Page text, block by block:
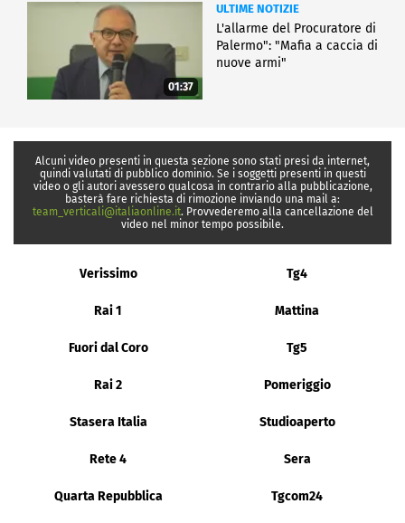
01:37
ULTIME NOTIZIE
L'allarme del Procuratore di
Palermo": "Mafia a caccia di
nuove armi"
Alcuni video presenti in questa sezione sono stati presi da internet,
quindi valutati di pubblico dominio. Se i soggetti presenti in questi
video o gli autori avessero qualcosa in contrario alla pubblicazione,
basterà fare richiesta di rimozione inviando una mail a:
team_verticali@italiaonline.it. Provvederemo alla cancellazione del
video nel minor tempo possibile.
Verissimo Tg4
Rai 1 Mattina
Fuori dal Coro Tg5
Rai 2 Pomeriggio
Stasera Italia Studioaperto
Rete 4 Sera
Quarta Repubblica Tgcom24